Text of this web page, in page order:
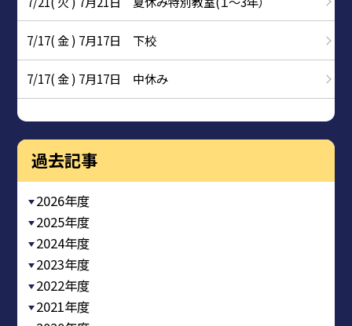
7/17( 金 ) 7月17日 下校
7/17( 金 ) 7月17日 中休み
過去記事
2026年度
2025年度
2024年度
2023年度
2022年度
2021年度